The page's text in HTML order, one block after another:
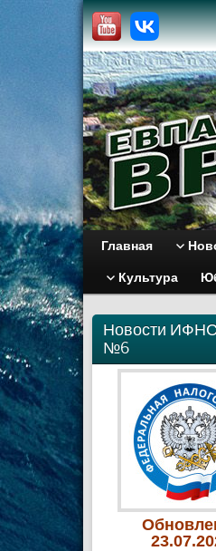
Главная
Культура
Новости
№6
23.07